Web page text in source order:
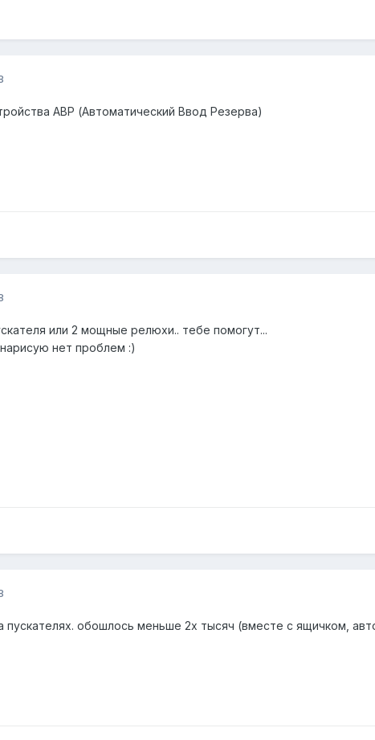
АВР (Автоматический Ввод Резерва)
или 2 мощные релюхи.. тебе помогут...
нет проблем :)
обошлось меньше 2х тысяч (вместе с ящичком,